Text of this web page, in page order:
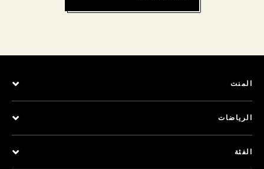
المنت
الرياضات
الفئة